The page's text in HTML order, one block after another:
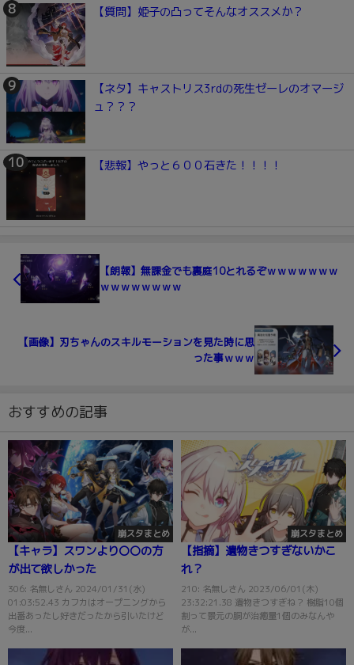
【質問】姫子の凸ってそんなオススメか？
【ネタ】キャストリス3rdの死生ゼーレのオマージ
ュ？？？
【悲報】やっと６００石きた！！！！
【朗報】無課金でも裏庭10とれるぞｗｗｗｗｗｗｗ
ｗｗｗｗｗｗｗｗ
【画像】刃ちゃんのスキルモーションを見た時に思
った事ｗｗｗ
おすすめの記事
崩スタまとめ
【キャラ】スワンより〇〇の方
が出て欲しかった
306: 名無しさん 2024/01/31(水)
01:03:52.43 カフカはオープニングから
出番あったし好きだったから引いたけど
今度...
崩スタまとめ
【指摘】遺物きつすぎないかこ
れ？
210: 名無しさん 2023/06/01(木)
23:32:21.38 遺物きつすぎね？ 樹脂10個
割って景元の胴が治癒量1個のみなんや
が...